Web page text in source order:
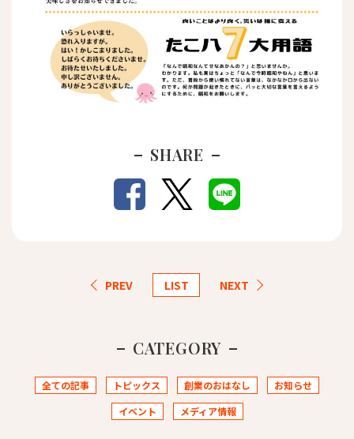
SHARE
PREV LIST NEXT
CATEGORY
全ての記事 トピックス 創業のおはなし
お知らせ
イベント
メディア情報